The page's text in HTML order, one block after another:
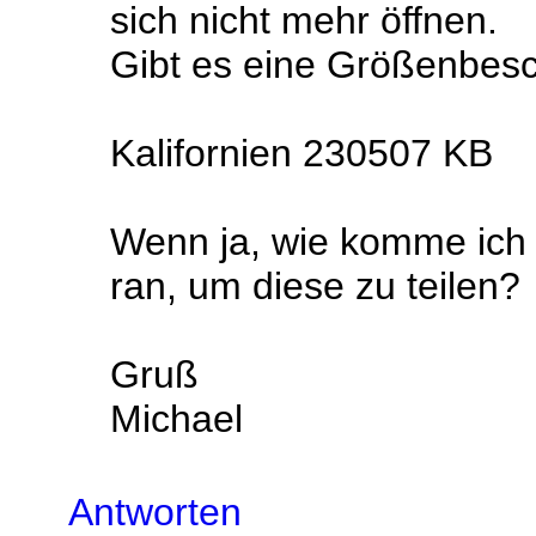
sich nicht mehr öffnen.
Gibt es eine
Kalifornien 230507 KB
Wenn ja, wie komme
ran, um diese zu teilen?
Gruß
Michael
Antworten